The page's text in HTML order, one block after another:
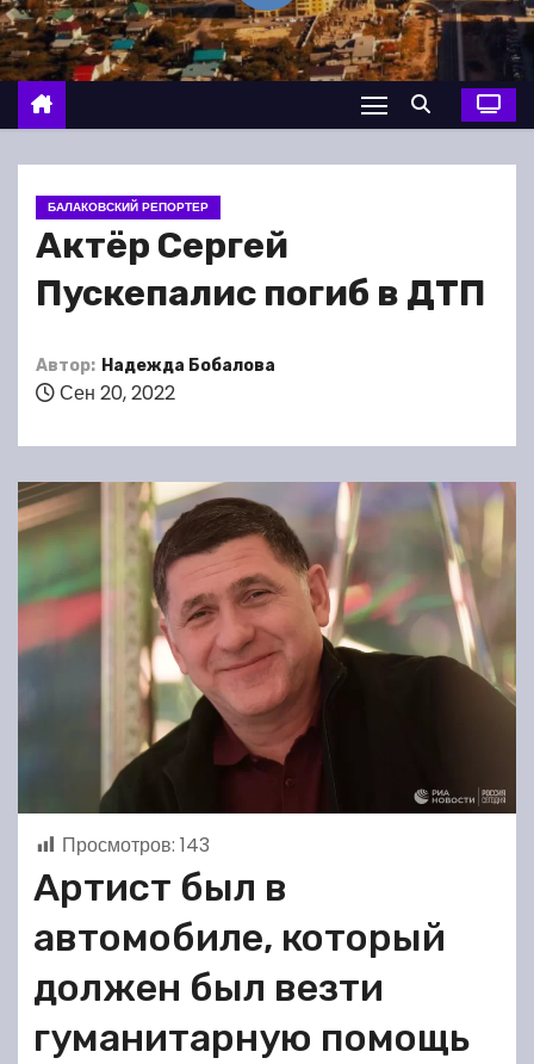
о
м
у
БАЛАКОВСКИЙ РЕПОРТЕР
Актёр Сергей
Пускепалис погиб в ДТП
Автор: Надежда Бобалова
Сен 20, 2022
Просмотров: 143
Артист был в
автомобиле, который
должен был везти
гуманитарную помощь